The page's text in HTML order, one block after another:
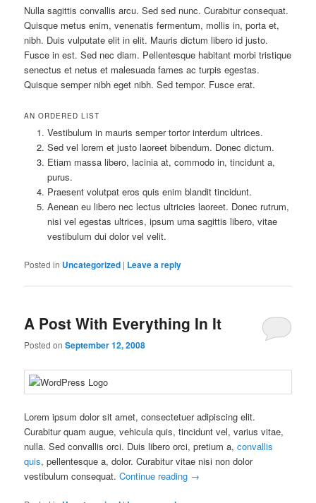
Nulla sagittis convallis arcu. Sed sed nunc. Curabitur consequat.
Quisque metus enim, venenatis fermentum, mollis in, porta et,
nibh. Duis vulputate elit in elit. Mauris dictum libero id justo.
Fusce in est. Sed nec diam. Pellentesque habitant morbi tristique
senectus et netus et malesuada fames ac turpis egestas.
Quisque semper nibh eget nibh. Sed tempor. Fusce erat.
AN ORDERED LIST
Vestibulum in mauris semper tortor interdum ultrices.
Sed vel lorem et justo laoreet bibendum. Donec dictum.
Etiam massa libero, lacinia at, commodo in, tincidunt a,
purus.
Praesent volutpat eros quis enim blandit tincidunt.
Aenean eu libero nec lectus ultricies laoreet. Donec rutrum,
nisi vel egestas ultrices, ipsum urna sagittis libero, vitae
vestibulum dui dolor vel velit.
Posted in Uncategorized | Leave a reply
A Post With Everything In It
Posted onSeptember 12, 2008
Lorem ipsum dolor sit amet, consectetuer adipiscing elit.
Curabitur quam augue, vehicula quis, tincidunt vel, varius vitae,
nulla. Sed convallis orci. Duis libero orci, pretium a,convallis
quis, pellentesque a, dolor. Curabitur vitae nisi non dolor
vestibulum consequat.Continue reading →